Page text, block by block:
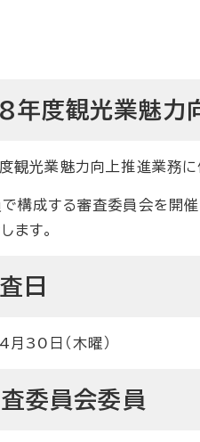
年度観光業魅力
観光業魅力向上推進業務に
構成する審査委員会を開
ます。
日
30日（木曜）
委員会委員